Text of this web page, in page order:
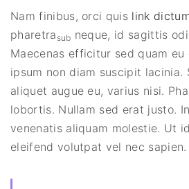
Nam finibus, orci quis link
pharetra sub neque, id sagittis
Maecenas efficitur sed quam eu
ipsum non diam suscipit lacinia.
aliquet augue eu, varius nisi.
lobortis. Nullam sed erat justo.
venenatis aliquam molestie. Ut
eleifend volutpat vel nec sapien.